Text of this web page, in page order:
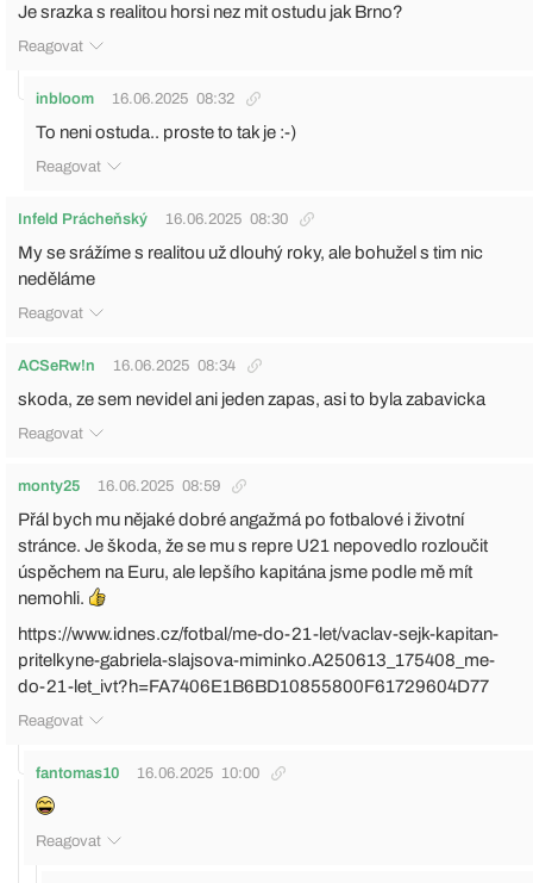
Je srazka s realitou horsi nez mit ostudu jak Brno?
Reagovat
inbloom 16.06.2025 08:32
To neni ostuda.. proste to tak je :-)
Reagovat
Infeld Prácheňský 16.06.2025 08:30
My se srážíme s realitou už dlouhý roky, ale bohužel s tim nic
neděláme
Reagovat
ACSeRw!n 16.06.2025 08:34
skoda, ze sem nevidel ani jeden zapas, asi to byla zabavicka
Reagovat
monty25 16.06.2025 08:59
Přál bych mu nějaké dobré angažmá po fotbalové i životní
stránce. Je škoda, že se mu s repre U21 nepovedlo rozloučit
úspěchem na Euru, ale lepšího kapitána jsme podle mě mít
nemohli.
https://www.idnes.cz/fotbal/me-do-21-let/vaclav-sejk-kapitan-
pritelkyne-gabriela-slajsova-miminko.A250613_175408_me-
do-21-let_ivt?h=FA7406E1B6BD10855800F61729604D77
Reagovat
fantomas10 16.06.2025 10:00
Reagovat